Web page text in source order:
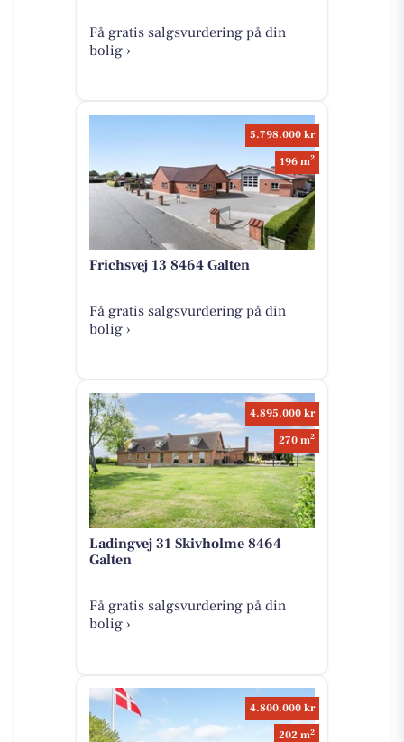
Få gratis salgsvurdering på din
bolig ›
5.798.000 kr
196 m2
Frichsvej 13 8464 Galten
Få gratis salgsvurdering på din
bolig ›
4.895.000 kr
270 m2
Ladingvej 31 Skivholme 8464
Galten
Få gratis salgsvurdering på din
bolig ›
4.800.000 kr
202 m2